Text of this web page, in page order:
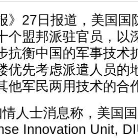
》27日报道，美国国
个盟邦派驻官员，以
抗衡中国的军事技术
优先考虑派遣人员的
他军民两用技术的合
人士消息称，美国
Innovation Unit,